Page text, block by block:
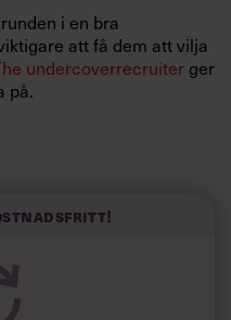
i en bra
att få dem att vilja
undercoverrecruiter ger
på.
inom. Till exempel kan
medarbetares och
de kommer
företaget istället för